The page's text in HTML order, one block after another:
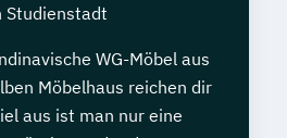
Studienstadt
WG-Möbel aus
Möbelhaus reichen dir
aus ist man nur eine